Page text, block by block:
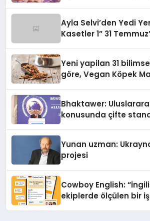
Ayla Selvi’den Yedi
Kasetler 1” 31
Yeni yapilan 31
göre, Vegan Köpek
Bhaktawer:
konusunda çifte
Yunan uzman:
projesi
Cowboy English:
ekiplerde ölçülen bir